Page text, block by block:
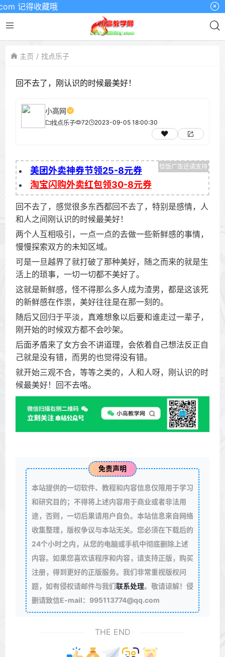
记得收藏哦
主页 找点乐子
回不去了，刚认识的时候最美好！
小高网
找点乐子 72 2023-09-05 18:00:30
美团外卖神券节领25-8元券
淘宝闪购外卖红包领30-8元券
回不去了，感觉很多东西都回不去了，特别是感情，人
和人之间刚认识的时候最美好！
两个人互相吸引，一点一点的去做一些新鲜感的事情，
慢慢探索双方的未知区域。
可是一旦越界了就打破了那种美好，随之而来的就是生
活上的琐事，一切一切都不美好了。
这就是新鲜感，怪不得那么多人成为渣男，都是这该死
的新鲜感在作祟，美好往往是在那一刻的。
随后又回归于平淡，真难想象以后要和谁走过一辈子，
刚开始的时候双方都不会吵架。
后面矛盾来了女方会不讲道理，会依着自己想法反正自
己就是没有错，而男的也觉得没有错。
就开始三观不合，等等之类的，人和人呀，刚认识的时
候最美好！回不去咯。
免责声明
本站提供的一切软件、教程和内容信息仅限用于学习
和研究目的；不得将上述内容用于商业或者非法用
途，否则，一切后果请用户自负。本站信息来自网络
收集整理，版权争议与本站无关。您必须在下载后的
24个小时之内，从您的电脑或手机中彻底删除上述
内容。如果您喜欢该程序和内容，请支持正版，购买
注册，得到更好的正版服务。我们非常重视版权问
题，如有侵权请邮件与我们联系处理。敬请谅解！侵
删请致信E-mail：995113774@qq.com
THE END